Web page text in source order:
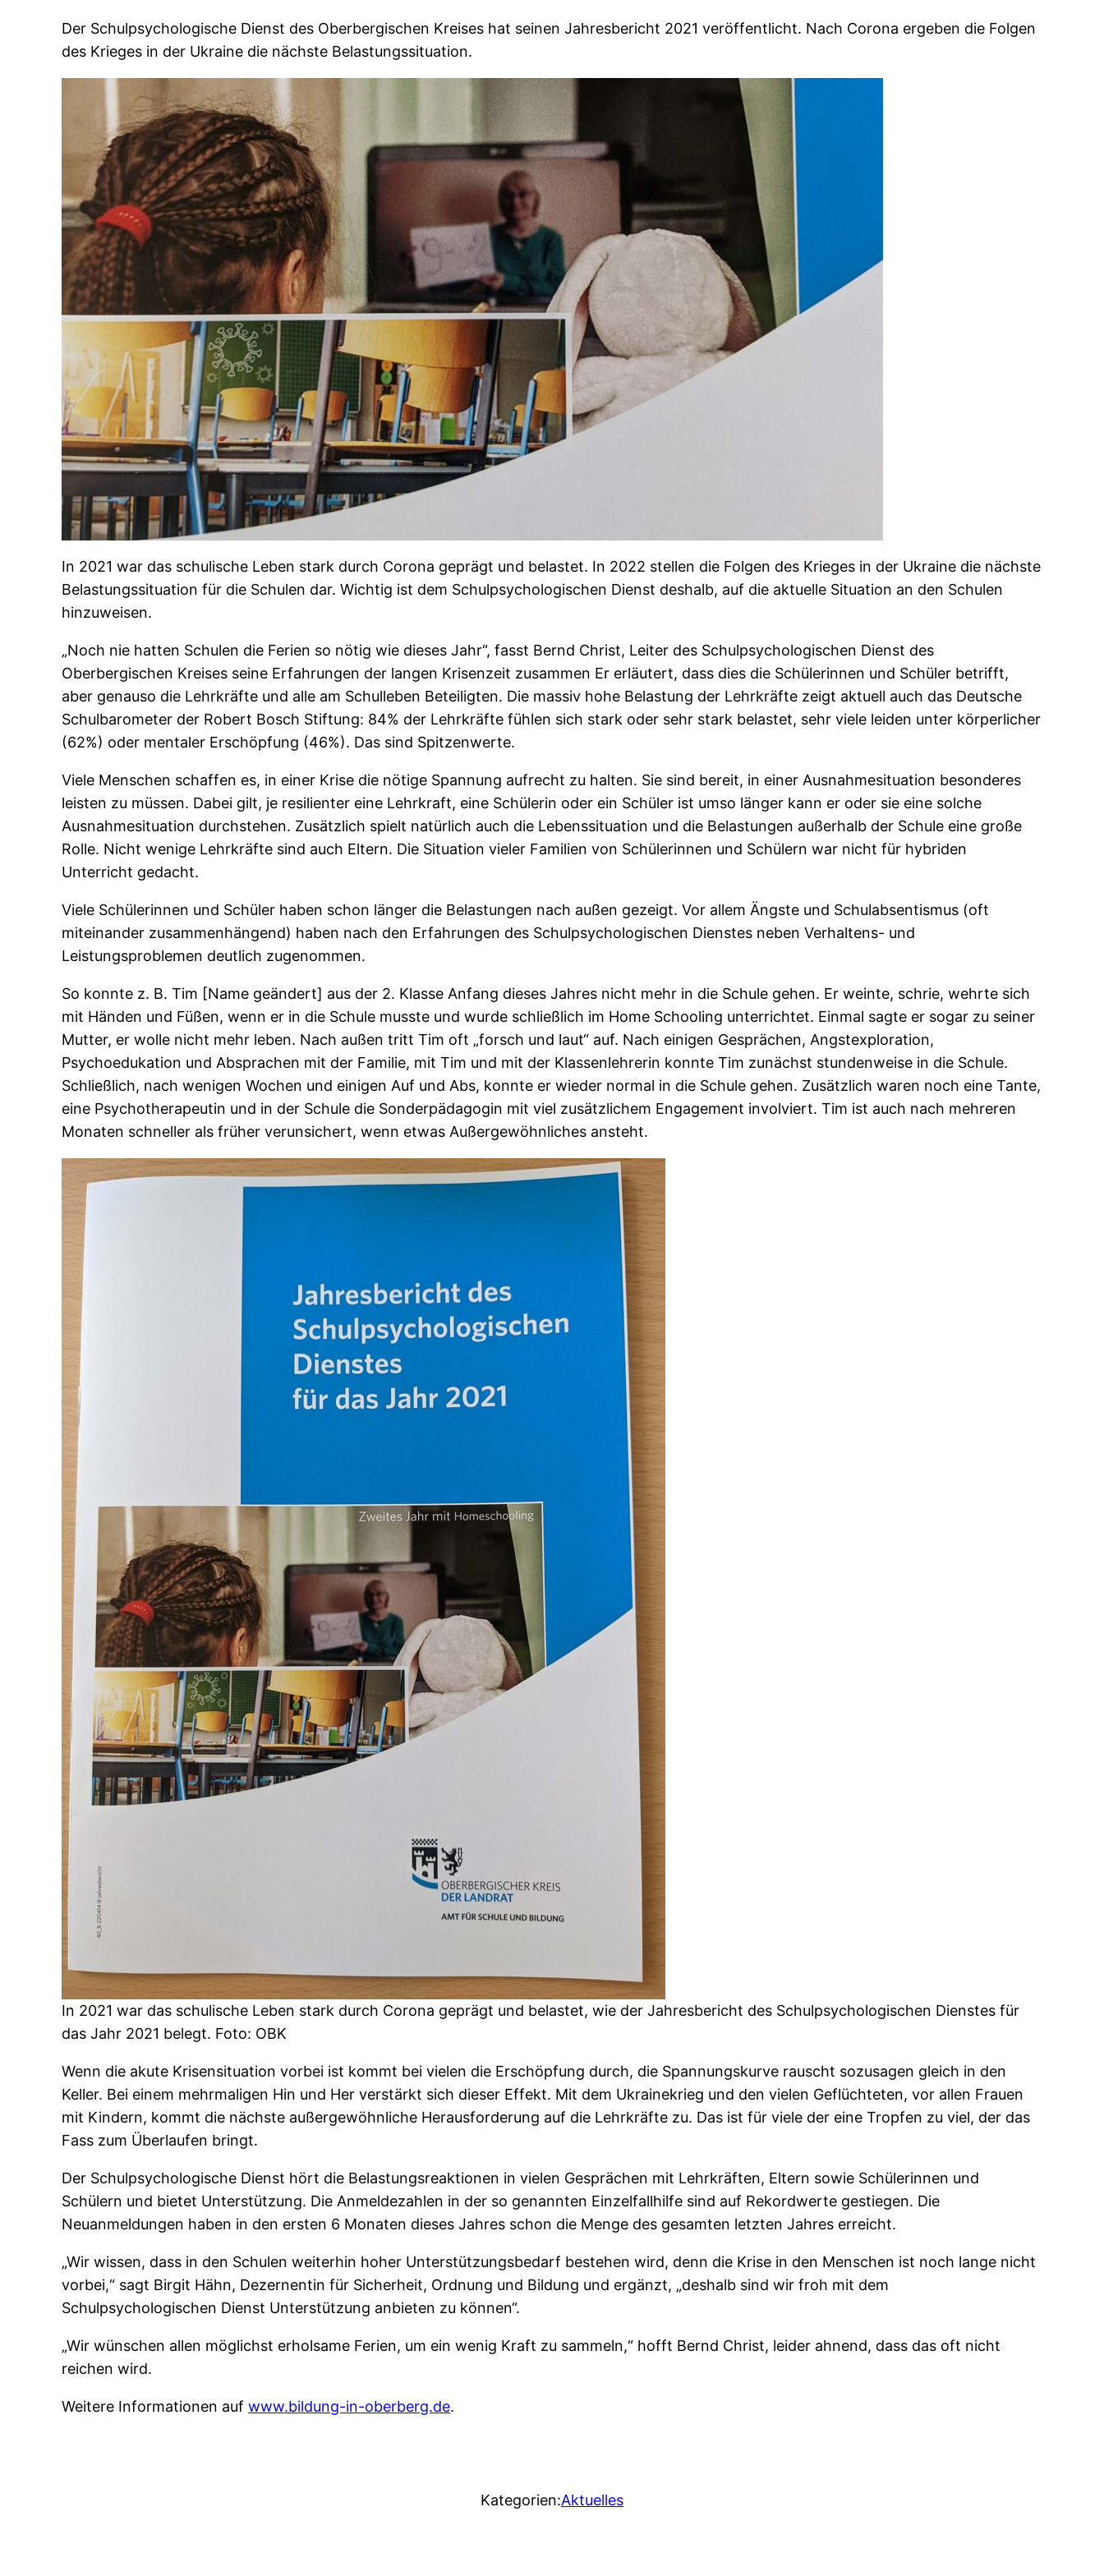
Der Schulpsychologische Dienst des Oberbergischen Kreises hat seinen Jahresbericht 2021 veröffentlicht. Nach Corona ergeben die Folgen
des Krieges in der Ukraine die nächste Belastungssituation.
In 2021 war das schulische Leben stark durch Corona geprägt und belastet. In 2022 stellen die Folgen des Krieges in der Ukraine die nächste
Belastungssituation für die Schulen dar. Wichtig ist dem Schulpsychologischen Dienst deshalb, auf die aktuelle Situation an den Schulen
hinzuweisen.
„Noch nie hatten Schulen die Ferien so nötig wie dieses Jahr“, fasst Bernd Christ, Leiter des Schulpsychologischen Dienst des
Oberbergischen Kreises seine Erfahrungen der langen Krisenzeit zusammen Er erläutert, dass dies die Schülerinnen und Schüler betrifft,
aber genauso die Lehrkräfte und alle am Schulleben Beteiligten. Die massiv hohe Belastung der Lehrkräfte zeigt aktuell auch das Deutsche
Schulbarometer der Robert Bosch Stiftung: 84% der Lehrkräfte fühlen sich stark oder sehr stark belastet, sehr viele leiden unter körperlicher
(62%) oder mentaler Erschöpfung (46%). Das sind Spitzenwerte.
Viele Menschen schaffen es, in einer Krise die nötige Spannung aufrecht zu halten. Sie sind bereit, in einer Ausnahmesituation besonderes
leisten zu müssen. Dabei gilt, je resilienter eine Lehrkraft, eine Schülerin oder ein Schüler ist umso länger kann er oder sie eine solche
Ausnahmesituation durchstehen. Zusätzlich spielt natürlich auch die Lebenssituation und die Belastungen außerhalb der Schule eine große
Rolle. Nicht wenige Lehrkräfte sind auch Eltern. Die Situation vieler Familien von Schülerinnen und Schülern war nicht für hybriden
Unterricht gedacht.
Viele Schülerinnen und Schüler haben schon länger die Belastungen nach außen gezeigt. Vor allem Ängste und Schulabsentismus (oft
miteinander zusammenhängend) haben nach den Erfahrungen des Schulpsychologischen Dienstes neben Verhaltens- und
Leistungsproblemen deutlich zugenommen.
So konnte z. B. Tim [Name geändert] aus der 2. Klasse Anfang dieses Jahres nicht mehr in die Schule gehen. Er weinte, schrie, wehrte sich
mit Händen und Füßen, wenn er in die Schule musste und wurde schließlich im Home Schooling unterrichtet. Einmal sagte er sogar zu seiner
Mutter, er wolle nicht mehr leben. Nach außen tritt Tim oft „forsch und laut“ auf. Nach einigen Gesprächen, Angstexploration,
Psychoedukation und Absprachen mit der Familie, mit Tim und mit der Klassenlehrerin konnte Tim zunächst stundenweise in die Schule.
Schließlich, nach wenigen Wochen und einigen Auf und Abs, konnte er wieder normal in die Schule gehen. Zusätzlich waren noch eine Tante,
eine Psychotherapeutin und in der Schule die Sonderpädagogin mit viel zusätzlichem Engagement involviert. Tim ist auch nach mehreren
Monaten schneller als früher verunsichert, wenn etwas Außergewöhnliches ansteht.
In 2021 war das schulische Leben stark durch Corona geprägt und belastet, wie der Jahresbericht des Schulpsychologischen Dienstes für
das Jahr 2021 belegt. Foto: OBK
Wenn die akute Krisensituation vorbei ist kommt bei vielen die Erschöpfung durch, die Spannungskurve rauscht sozusagen gleich in den
Keller. Bei einem mehrmaligen Hin und Her verstärkt sich dieser Effekt. Mit dem Ukrainekrieg und den vielen Geflüchteten, vor allen Frauen
mit Kindern, kommt die nächste außergewöhnliche Herausforderung auf die Lehrkräfte zu. Das ist für viele der eine Tropfen zu viel, der das
Fass zum Überlaufen bringt.
Der Schulpsychologische Dienst hört die Belastungsreaktionen in vielen Gesprächen mit Lehrkräften, Eltern sowie Schülerinnen und
Schülern und bietet Unterstützung. Die Anmeldezahlen in der so genannten Einzelfallhilfe sind auf Rekordwerte gestiegen. Die
Neuanmeldungen haben in den ersten 6 Monaten dieses Jahres schon die Menge des gesamten letzten Jahres erreicht.
„Wir wissen, dass in den Schulen weiterhin hoher Unterstützungsbedarf bestehen wird, denn die Krise in den Menschen ist noch lange nicht
vorbei,“ sagt Birgit Hähn, Dezernentin für Sicherheit, Ordnung und Bildung und ergänzt, „deshalb sind wir froh mit dem
Schulpsychologischen Dienst Unterstützung anbieten zu können“.
„Wir wünschen allen möglichst erholsame Ferien, um ein wenig Kraft zu sammeln,“ hofft Bernd Christ, leider ahnend, dass das oft nicht
reichen wird.
Weitere Informationen aufwww.bildung-in-oberberg.de.
Kategorien:Aktuelles